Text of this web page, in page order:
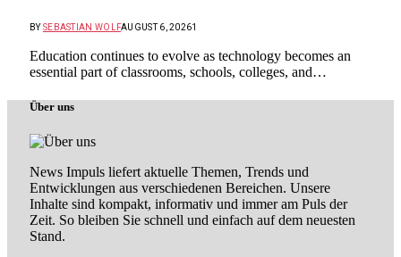
BY SEBASTIAN WOLFAUGUST 6, 20261
Education continues to evolve as technology becomes an
essential part of classrooms, schools, colleges, and…
Über uns
News Impuls liefert aktuelle Themen, Trends und
Entwicklungen aus verschiedenen Bereichen. Unsere
Inhalte sind kompakt, informativ und immer am Puls der
Zeit. So bleiben Sie schnell und einfach auf dem neuesten
Stand.